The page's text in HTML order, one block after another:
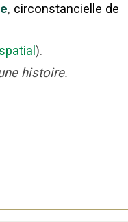
, circonstancielle de
spatial ).
histoire.